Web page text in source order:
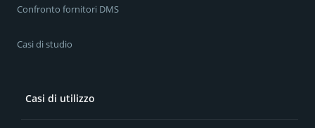
Confronto fornitori DMS
Casi di studio
Casi di utilizzo